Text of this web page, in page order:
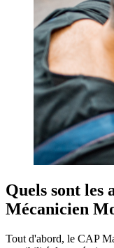
Quels sont les
Mécanicien
Tout d'abord, le CAP